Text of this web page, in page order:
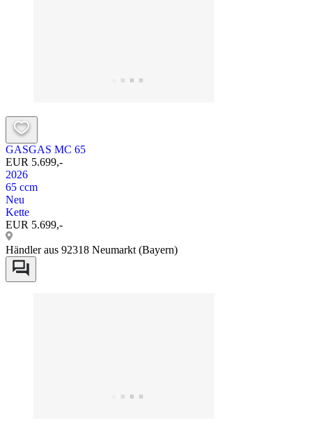
GASGAS MC 65
EUR 5.699,-
2026
65 ccm
Neu
Kette
EUR 5.699,-
Händler aus 92318 Neumarkt (Bayern)